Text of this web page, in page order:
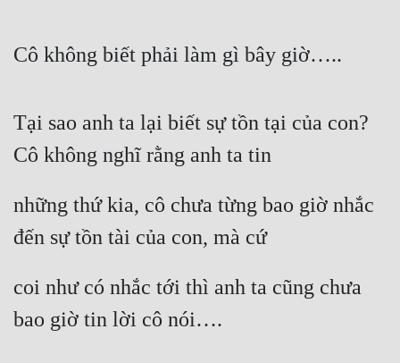
Cô không biết phải làm gì bây giờ…..
Tại sao anh ta lại biết sự tồn tại của con?
Cô không nghĩ rằng anh ta tin
những thứ kia, cô chưa từng bao giờ nhắc
đến sự tồn tài của con, mà cứ
coi như có nhắc tới thì anh ta cũng chưa
bao giờ tin lời cô nói….